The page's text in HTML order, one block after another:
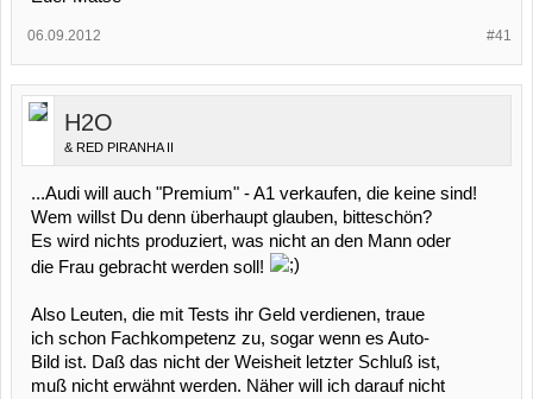
#41
06.09.2012
H2O
& RED PIRANHA II
...Audi will auch "Premium" - A1 verkaufen, die keine sind!
Wem willst Du denn überhaupt glauben, bitteschön?
Es wird nichts produziert, was nicht an den Mann oder
die Frau gebracht werden soll!
Also Leuten, die mit Tests ihr Geld verdienen, traue
ich schon Fachkompetenz zu, sogar wenn es Auto-
Bild ist. Daß das nicht der Weisheit letzter Schluß ist,
muß nicht erwähnt werden. Näher will ich darauf nicht